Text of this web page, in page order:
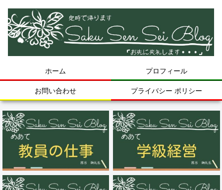
ホーム プロフィール
お問い合わせ プライバシー ポリシー